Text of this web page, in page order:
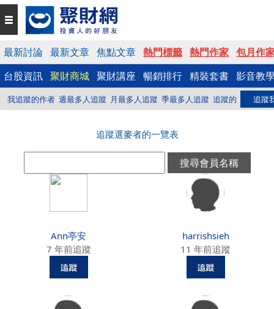
最新討論 最新文章 焦點文章 熱門標籤 熱門作家 包月作
台股資訊 聚財商城 聚財講座 暢銷排行 精裝套書 影音教
我追蹤的作者 週最多人追蹤 月最多人追蹤 季最多人追蹤 追蹤的 追蹤
追蹤選麥者的一覽表
Ann亭安
7 年前追蹤
harrishsieh
11 年前追蹤